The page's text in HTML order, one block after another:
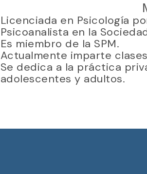
Licenciada en Psicología
Psicoanalista en la
Es miembro de la SPM.
Actualmente imparte
Se dedica a la práctica
adolescentes y adultos.